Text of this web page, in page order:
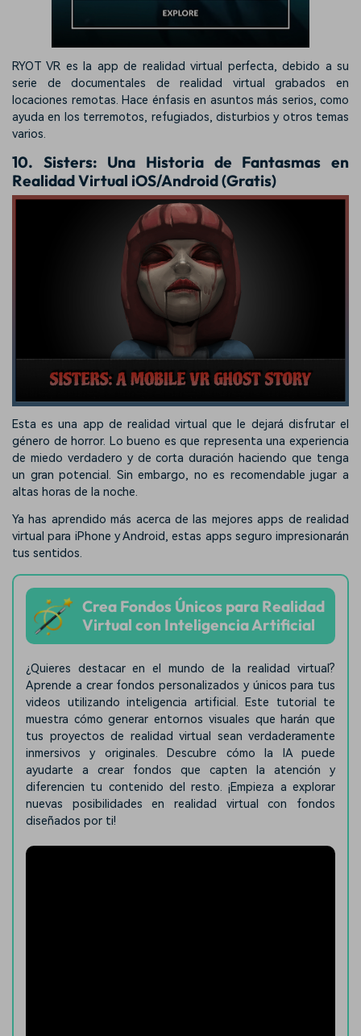
RYOT VR es la app de realidad virtual perfecta, debido a su
serie de documentales de realidad virtual grabados en
locaciones remotas. Hace énfasis en asuntos más serios, como
ayuda en los terremotos, refugiados, disturbios y otros temas
varios.
10. Sisters: Una Historia de Fantasmas en
Realidad Virtual iOS/Android (Gratis)
Esta es una app de realidad virtual que le dejará disfrutar el
género de horror. Lo bueno es que representa una experiencia
de miedo verdadero y de corta duración haciendo que tenga
un gran potencial. Sin embargo, no es recomendable jugar a
altas horas de la noche.
Ya has aprendido más acerca de las mejores apps de realidad
virtual para iPhone y Android, estas apps seguro impresionarán
tus sentidos.
Crea Fondos Únicos para Realidad
Virtual con Inteligencia Artificial
¿Quieres destacar en el mundo de la realidad virtual?
Aprende a crear fondos personalizados y únicos para tus
videos utilizando inteligencia artificial. Este tutorial te
muestra cómo generar entornos visuales que harán que
tus proyectos de realidad virtual sean verdaderamente
inmersivos y originales. Descubre cómo la IA puede
ayudarte a crear fondos que capten la atención y
diferencien tu contenido del resto. ¡Empieza a explorar
nuevas posibilidades en realidad virtual con fondos
diseñados por ti!